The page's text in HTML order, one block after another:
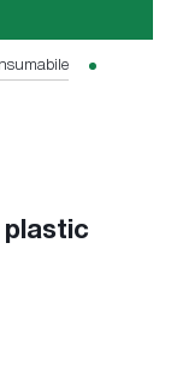
plastic